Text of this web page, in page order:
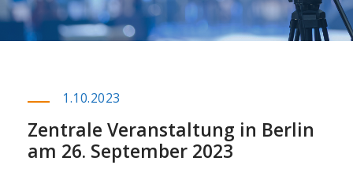
1.10.2023
Zentrale Veranstaltung in Berlin
am 26. September 2023